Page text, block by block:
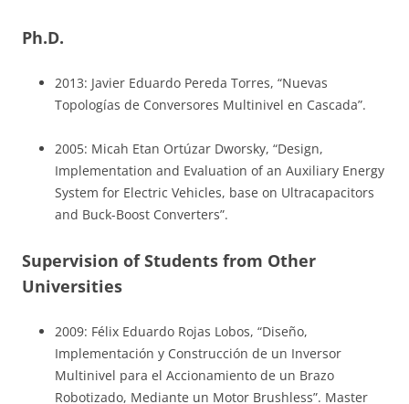
Ph.D.
2013: Javier Eduardo Pereda Torres, “Nuevas
Topologías de Conversores Multinivel en Cascada”.
2005: Micah Etan Ortúzar Dworsky, “Design,
Implementation and Evaluation of an Auxiliary Energy
System for Electric Vehicles, base on Ultracapacitors
and Buck-Boost Converters”.
Supervision of Students from Other
Universities
2009: Félix Eduardo Rojas Lobos, “Diseño,
Implementación y Construcción de un Inversor
Multinivel para el Accionamiento de un Brazo
Robotizado, Mediante un Motor Brushless”. Master